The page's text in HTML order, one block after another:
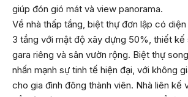
giúp đón gió mát và view panorama.
Về nhà thấp tầng, biệt thự đơn lập có diện
3 tầng với mật độ xây dựng 50%, thiết kế
gara riêng và sân vườn rộng. Biệt thự
nhấn mạnh sự tinh tế hiện đại, với không
cho gia đình đông thành viên. Nhà liên kế